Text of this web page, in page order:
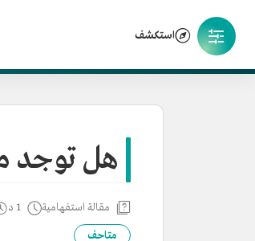
استكشف
هل توجد
مقالة استفهامية 1 د
متاحف